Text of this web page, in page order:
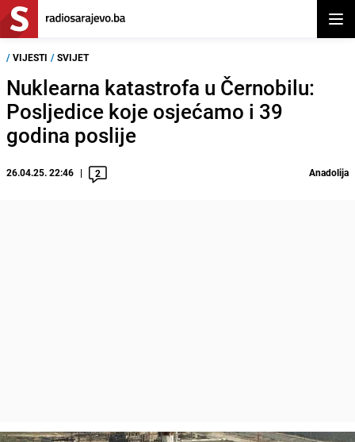
/ VIJESTI / SVIJET
Nuklearna katastrofa u Černobilu:
Posljedice koje osjećamo i 39
godina poslije
26.04.25. 22:46 2 Anadolija